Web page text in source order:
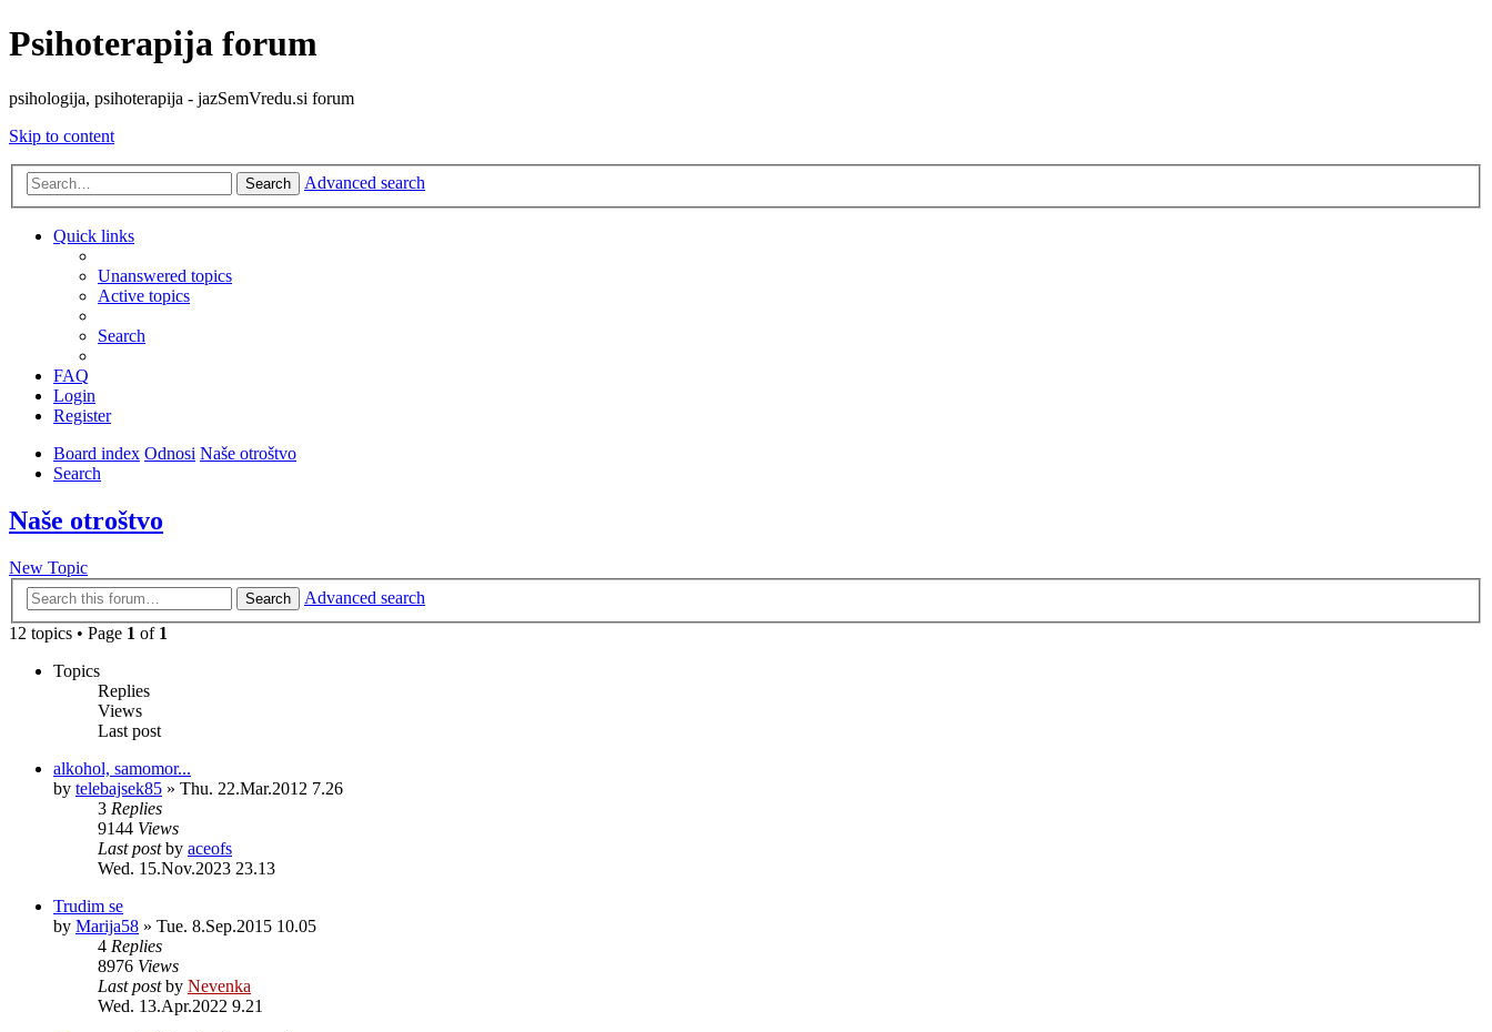
Psihoterapija forum
psihologija, psihoterapija - jazSemVredu.si forum
Skip to content
Search Advanced search
Quick links
Unanswered topics
Active topics
Search
FAQ
Login
Register
Board index Odnosi Naše otroštvo
Search
Naše otroštvo
New Topic
Search
Advanced search
12 topics • Page 1 of 1
Topics
Replies
Views
Last post
alkohol, samomor...
by telebajsek85 » Thu. 22.Mar.2012 7.26
3 Replies
9144 Views
Last postby aceofs
Wed. 15.Nov.2023 23.13
Trudim se
by Marija58 » Tue. 8.Sep.2015 10.05
4 Replies
8976 Views
Last postby Nevenka
Wed. 13.Apr.2022 9.21